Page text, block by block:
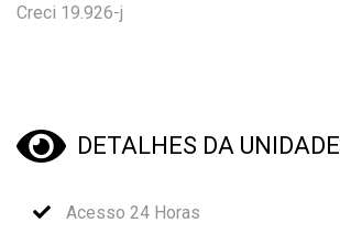
Creci 19.926-j
DETALHES DA UNIDADE
Acesso 24 Horas